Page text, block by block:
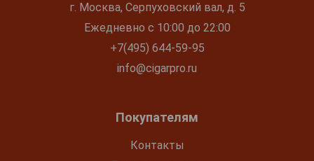
г. Москва, Серпуховский вал, д. 5
Ежедневно с 10:00 до 22:00
+7(495) 644-59-95
info@cigarpro.ru
Покупателям
Контакты